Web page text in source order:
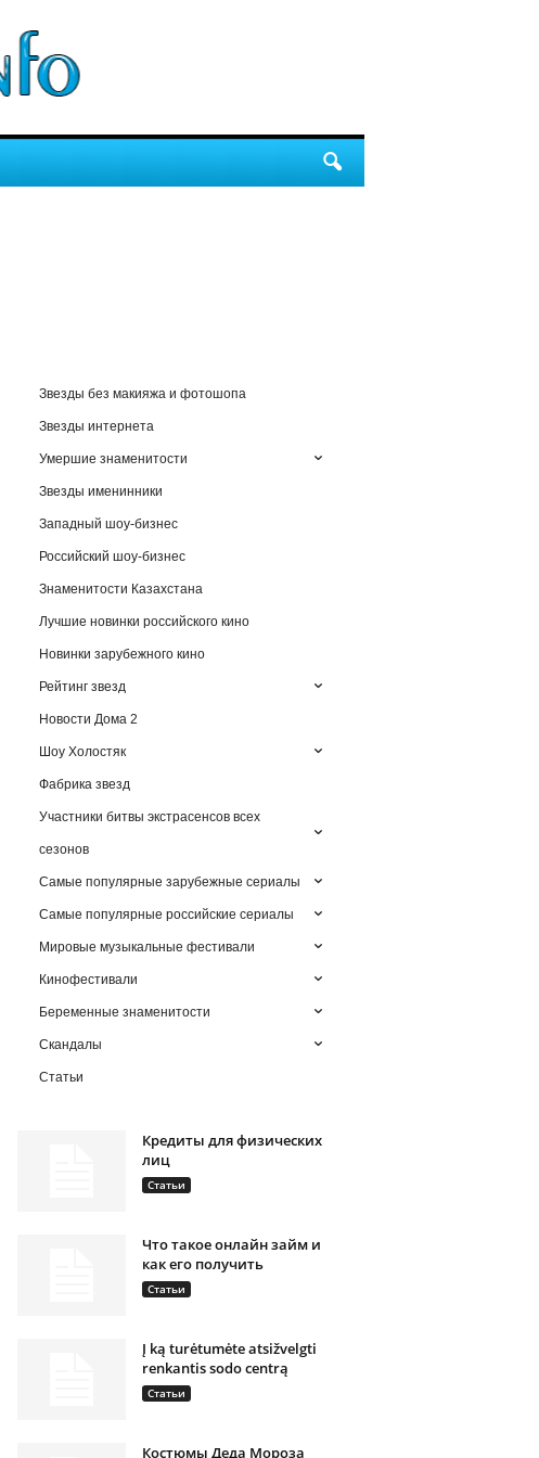
Звезды без макияжа и фотошопа
Звезды интернета
Умершие знаменитости
Звезды именинники
Западный шоу-бизнес
Российский шоу-бизнес
Знаменитости Казахстана
Лучшие новинки российского кино
Новинки зарубежного кино
Рейтинг звезд
Новости Дома 2
Шоу Холостяк
Фабрика звезд
Участники битвы экстрасенсов всех
сезонов
Самые популярные зарубежные сериалы
Самые популярные российские сериалы
Мировые музыкальные фестивали
Кинофестивали
Беременные знаменитости
Скандалы
Статьи
Кредиты для физических
лиц
Статьи
Что такое онлайн займ и
как его получить
Статьи
Į ką turėtumėte atsižvelgti
renkantis sodo centrą
Статьи
Костюмы Деда Мороза